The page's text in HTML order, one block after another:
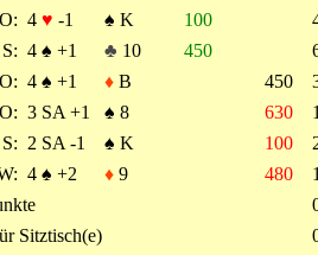
O: 4 ♥ -1 ♠ K 100
S: 4 ♠ +1 ♣ 10 450
O: 4 ♠ +1 ♦ B 450
O: 3 SA +1 ♠ 8 630
S: 2 SA -1 ♠ K 100
4 ♠ +2 ♦ 9 480
Sitztisch(e)